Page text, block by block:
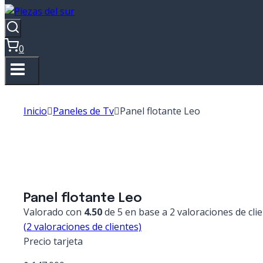
0
Inicio Paneles de Tv Panel flotante Leo
Panel flotante Leo
Valorado con 4.50de 5 en base a 2 valoraciones de
(2 valoraciones de clientes)
Precio tarjeta